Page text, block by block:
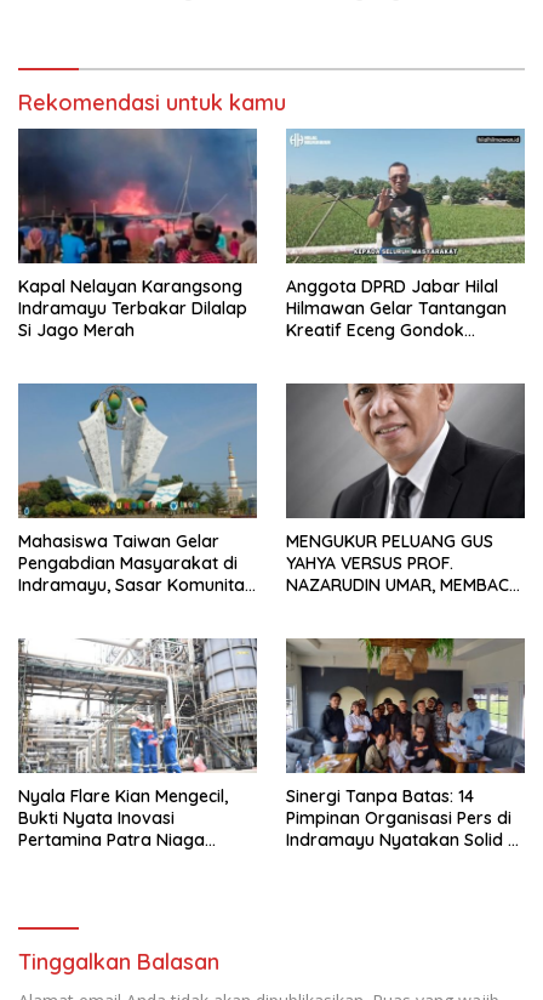
Rekomendasi untuk kamu
Kapal Nelayan Karangsong
Indramayu Terbakar Dilalap
Si Jago Merah
Anggota DPRD Jabar Hilal
Hilmawan Gelar Tantangan
Kreatif Eceng Gondok
Mahasiswa Taiwan Gelar
Pengabdian Masyarakat di
Indramayu, Sasar Komunitas
MENGUKUR PELUANG GUS
YAHYA VERSUS PROF.
NAZARUDIN UMAR, MEMBACA
Nyala Flare Kian Mengecil,
Bukti Nyata Inovasi
Pertamina Patra Niaga
Sinergi Tanpa Batas: 14
Pimpinan Organisasi Pers di
Indramayu Nyatakan Solid di
Tinggalkan Balasan